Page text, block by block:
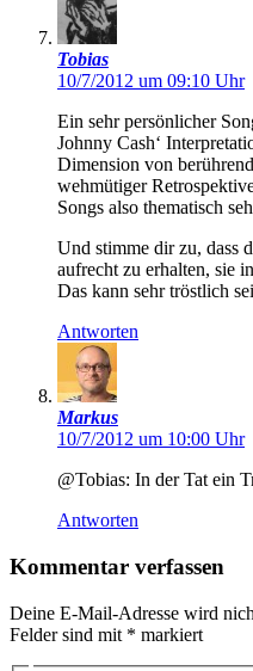
Tobias
10/7/2012 um 09:10 Uhr
Ein sehr persönlicher
Johnny Cash‘
Dimension von
wehmütiger
Songs also thematisch
Und stimme dir zu, dass
aufrecht zu erhalten, sie
Das kann sehr tröstlich
Antworten
Markus
10/7/2012 um 10:00 Uhr
@Tobias: In der Tat ein
Antworten
Kommentar verfassen
Deine E-Mail-Adresse wird
Felder sind mit * markiert